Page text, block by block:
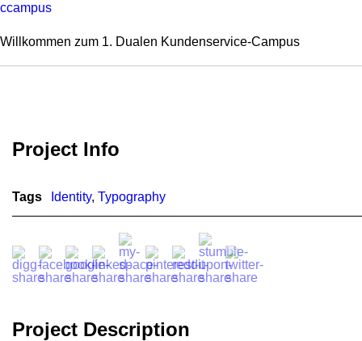
ccampus
Willkommen zum 1. Dualen Kundenservice-Campus
Project Info
Tags Identity, Typography
Project Description